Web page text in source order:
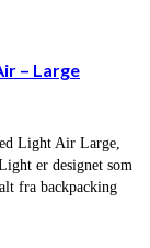
– Large
Light Air Large,
er designet som
fra backpacking